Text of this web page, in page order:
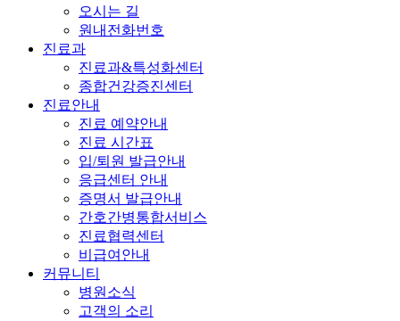
오시는 길
원내전화번호
진료과
진료과&특성화센터
종합건강증진센터
진료안내
진료 예약안내
진료 시간표
입/퇴원 발급안내
응급센터 안내
증명서 발급안내
간호간병통합서비스
진료협력센터
비급여안내
커뮤니티
병원소식
고객의 소리